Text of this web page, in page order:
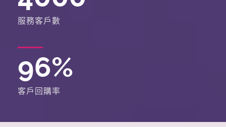
服務客戶數
96%
客戶回購率